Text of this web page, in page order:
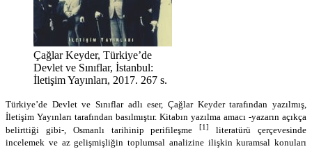
Çağlar Keyder, Türkiye’de
Devlet ve Sınıflar, İstanbul:
İletişim Yayınları, 2017. 267 s.
Türkiye’de Devlet ve Sınıflar adlı eser, Çağlar Keyder tarafından yazılmış,
İletişim Yayınları tarafından basılmıştır. Kitabın yazılma amacı -yazarın açıkça
belirttiği gibi-, Osmanlı tarihinip perifileşme [1]
literatürü çerçevesinde
incelemek ve az gelişmişliğin toplumsal analizine ilişkin kuramsal konuları